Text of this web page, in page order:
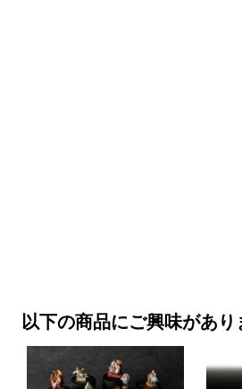
以下の商品にご興味があり